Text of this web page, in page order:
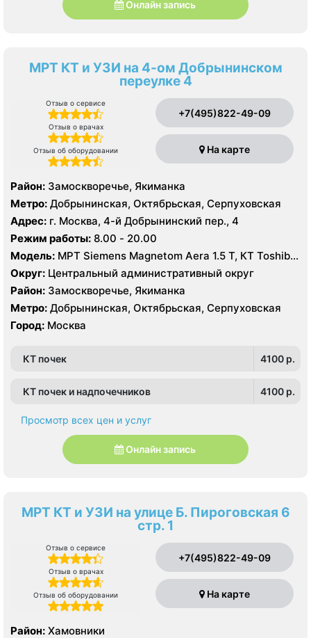
Онлайн запись
МРТ КТ и УЗИ на 4-ом Добрынинском
переулке 4
Отзыв о сервисе
Отзыв о врачах
Отзыв об оборудовании
+7(495)822-49-09
На карте
Район: Замоскворечье, Якиманка
Метро: Добрынинская, Октябрьская, Серпуховская
Адрес: г. Москва, 4-й Добрынинский пер., 4
Режим работы: 8.00 - 20.00
Модель: МРТ Siemens Magnetom Aera 1.5 T, КТ Toshiba
Aquilion ONE 640 срезов, УЗИ
Округ: Центральный административный округ
Район: Замоскворечье, Якиманка
Метро: Добрынинская, Октябрьская, Серпуховская
Город: Москва
КТ почек 4100 p.
КТ почек и надпочечников 4100 p.
Просмотр всех цен и услуг
Онлайн запись
МРТ КТ и УЗИ на улице Б. Пироговская 6
стр. 1
Отзыв о сервисе
Отзыв о врачах
Отзыв об оборудовании
+7(495)822-49-09
На карте
Район: Хамовники